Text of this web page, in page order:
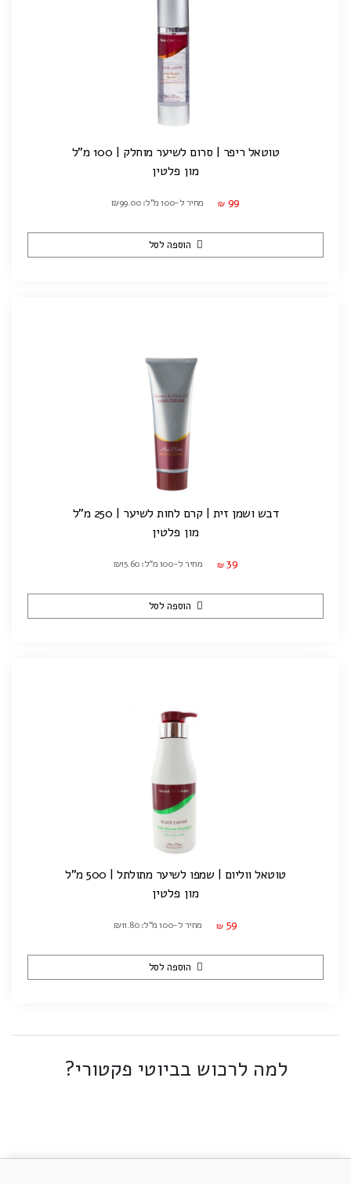
טוטאל ריפר | סרום לשיער מוחלק | 100 מ"ל
מון פלטין
₪ 99 מחיר ל-100 מ"ל: ₪99.00
הוספה לסל
דבש ושמן זית | קרם לחות לשיער | 250 מ"ל
מון פלטין
₪ 39 מחיר ל-100 מ"ל: ₪15.60
הוספה לסל
טוטאל ווליום | שמפו לשיער מתולתל | 500 מ"ל
מון פלטין
₪ 59 מחיר ל-100 מ"ל: ₪11.80
הוספה לסל
למה לרכוש בביוטי פקטורי?